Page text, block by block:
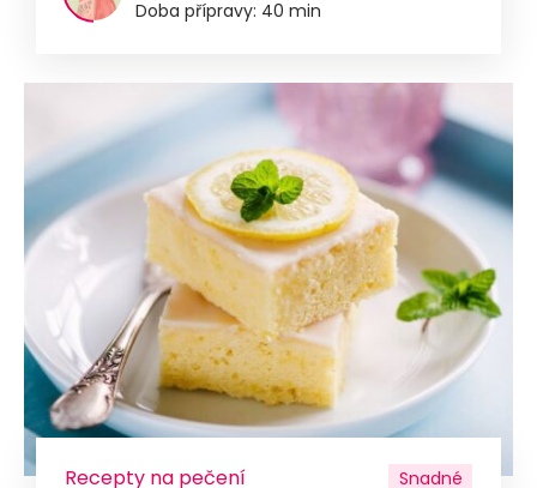
Doba přípravy: 40 min
Recepty na pečení Snadné